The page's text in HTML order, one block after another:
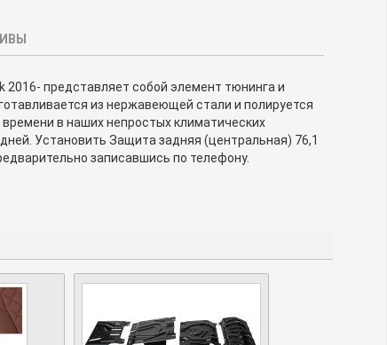
представляет собой элемент тюнинга и
из нержавеющей стали и полируется
в наших непростых климатических
Установить Защита задняя (центральная) 76,1
записавшись по телефону.